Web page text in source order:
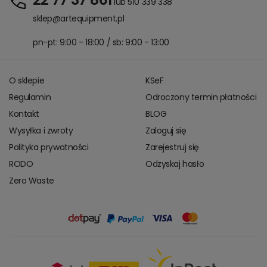
sklep@artequipment.pl
pn-pt: 9:00 - 18:00 / sb: 9:00 - 13:00
O sklepie
Regulamin
Kontakt
Wysyłka i zwroty
Polityka prywatności
RODO
Zero Waste
KSeF
Odroczony termin płatności
BLOG
Zaloguj się
Zarejestruj się
Odzyskaj hasło